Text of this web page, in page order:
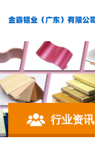
行业资讯